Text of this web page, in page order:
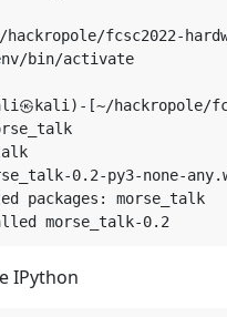
fcsc2022-
bin/activate
㉿kali)-[~/hackropole/
0.2-py3-none-
packages: morse_talk
IPython